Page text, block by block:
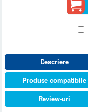
Descriere
Produse compatibile
Review-uri